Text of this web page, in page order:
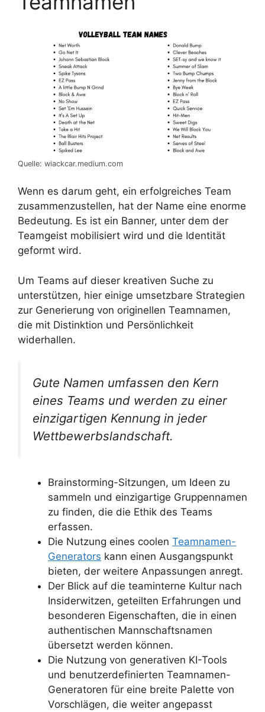
Quelle: wiackcar.medium.com
Wenn es darum geht, ein erfolgreiches Team
zusammenzustellen, hat der Name eine enorme
Bedeutung. Es ist ein Banner, unter dem der
Teamgeist mobilisiert wird und die Identität
geformt wird.
Um Teams auf dieser kreativen Suche zu
unterstützen, hier einige umsetzbare Strategien
zur Generierung von originellen Teamnamen,
die mit Distinktion und Persönlichkeit
widerhallen.
Gute Namen umfassen den Kern
eines Teams und werden zu einer
einzigartigen Kennung in jeder
Wettbewerbslandschaft.
Brainstorming-Sitzungen, um Ideen zu
sammeln und einzigartige Gruppennamen
zu finden, die die Ethik des Teams
erfassen.
Die Nutzung eines coolen Teamnamen-
Generators kann einen Ausgangspunkt
bieten, der weitere Anpassungen anregt.
Der Blick auf die teaminterne Kultur nach
Insiderwitzen, geteilten Erfahrungen und
besonderen Eigenschaften, die in einen
authentischen Mannschaftsnamen
übersetzt werden können.
Die Nutzung von generativen KI-Tools
und benutzerdefinierten Teamnamen-
Generatoren für eine breite Palette von
Vorschlägen, die weiter angepasst